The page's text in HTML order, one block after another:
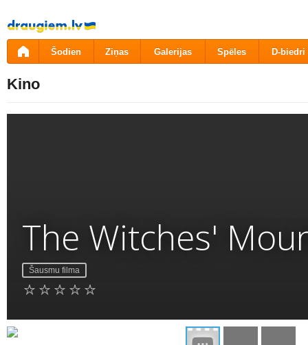
Pāriet
uz
saturu
Šodien Ziņas Galerijas Spēles D-biedri
Kino
The Witches'
Šausmu filma